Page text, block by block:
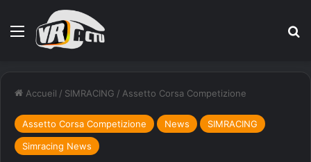
Menu
Accueil / SIMRACING / Assetto Corsa Competizione
Assetto Corsa Competizione News
SIMRACING
Simracing News